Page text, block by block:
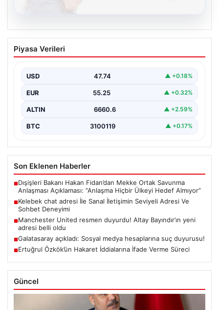
Kelebek chat adresi İle Sanal İletişimin
Seviyeli Adresi Ve Sohbet Deneyimi
kurması ciddi bir değer barındırmaktadır. Günümüzde
birçok…
Piyasa Verileri
USD 47.74 ▲ +0.18%
EUR 55.25 ▲ +0.32%
ALTIN 6660.6 ▲ +2.59%
BTC 3100119 ▲ +0.17%
Son Eklenen Haberler
■Dışişleri Bakanı Hakan Fidan’dan Mekke Ortak Savunma
Anlaşması Açıklaması: “Anlaşma Hiçbir Ülkeyi Hedef Almıyor”
■Kelebek chat adresi İle Sanal İletişimin Seviyeli Adresi Ve
Sohbet Deneyimi
■Manchester United resmen duyurdu! Altay Bayındır’ın yeni
adresi belli oldu
■Galatasaray açıkladı: Sosyal medya hesaplarına suç duyurusu!
■Ertuğrul Özkök’ün Hakaret İddialarına İfade Verme Süreci
Güncel